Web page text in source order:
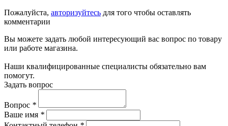
Пожалуйста, авторизуйтесь для того чтобы оставлять
комментарии
Вы можете задать любой интересующий вас вопрос по товару
или работе магазина.
Наши квалифицированные специалисты обязательно вам
помогут.
Задать вопрос
Вопрос *
Ваше имя *